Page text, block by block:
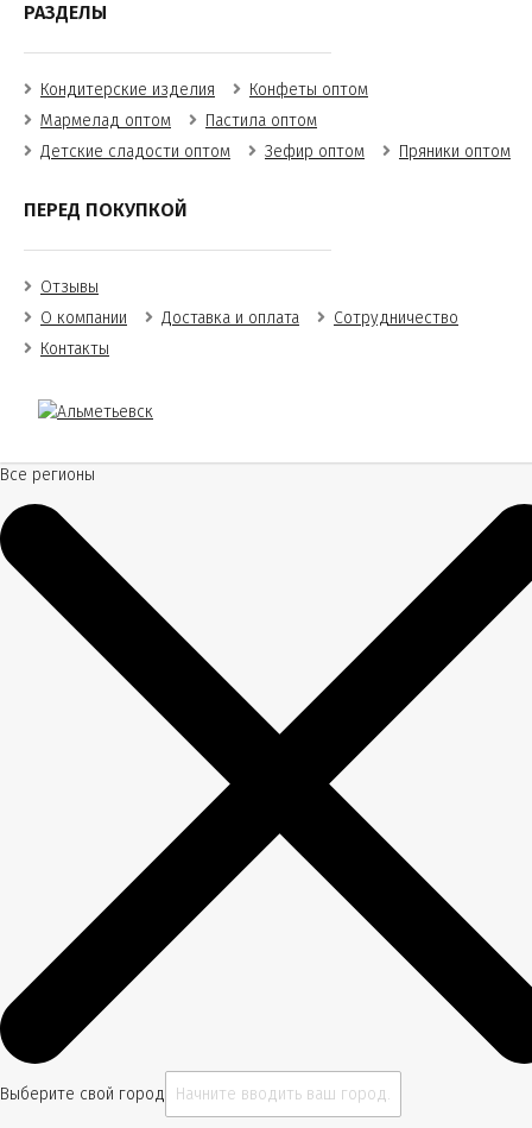
РАЗДЕЛЫ
Кондитерские изделия
Конфеты оптом
Мармелад оптом
Пастила оптом
Детские сладости оптом
Зефир оптом Пряники оптом
ПЕРЕД ПОКУПКОЙ
Отзывы
О компании
Доставка и оплата
Сотрудничество
Контакты
Все регионы
Выберите свой город